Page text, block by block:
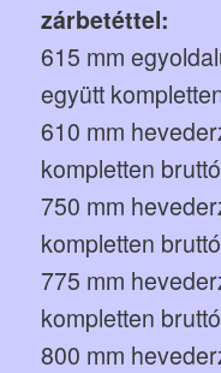
zárbetéttel:
615 mm
együtt
610 mm
kompletten
750 mm
kompletten
775 mm
kompletten
800 mm